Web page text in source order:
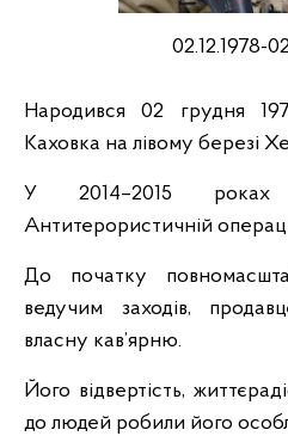
02.12.1978-
Народився 02 грудня
Каховка на лівому березі
У 2014–2015
Антитерористичній
До початку
ведучим заходів,
власну кав’ярню.
Його відвертість,
до людей робили його